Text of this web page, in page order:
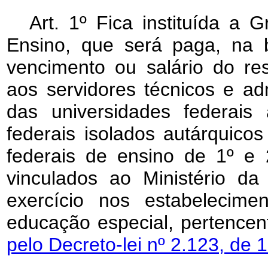
Art. 1º Fica instituída a
Ensino, que será paga, na
vencimento ou salário do
aos servidores técnicos e
das universidades federais
federais isolados
federais de ensino de 1º e
vinculados ao Ministério
exercício nos
educação especial,
pelo Decreto-lei nº 2.123, de